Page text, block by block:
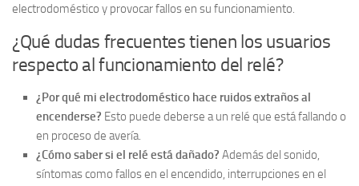
electrodoméstico y provocar fallos en su funcionamiento.
¿Qué dudas frecuentes tienen los usuarios
respecto al funcionamiento del relé?
¿Por qué mi electrodoméstico hace ruidos extraños al
encenderse? Esto puede deberse a un relé que está fallando o
en proceso de avería.
¿Cómo saber si el relé está dañado? Además del sonido,
síntomas como fallos en el encendido, interrupciones en el